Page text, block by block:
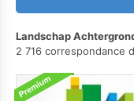
Landschap
2 716 correspondance